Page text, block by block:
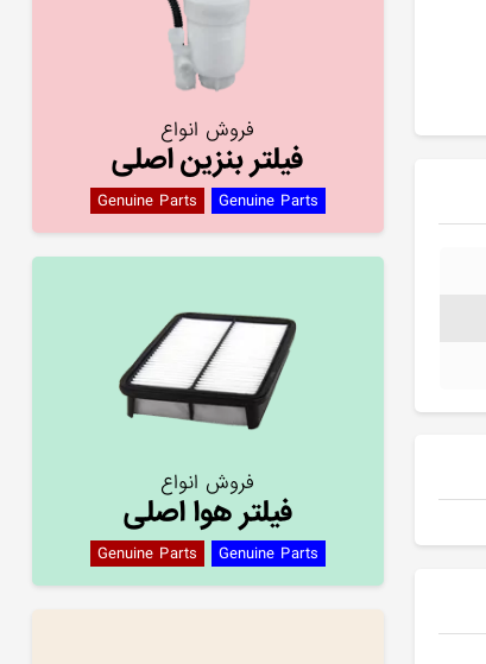
فروش انواع
فیلتر بنزین اصلی
Genuine Parts Genuine Parts
فروش انواع
فیلتر هوا اصلی
Genuine Parts Genuine Parts